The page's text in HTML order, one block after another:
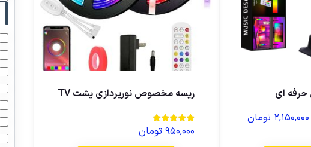
۲,۱۵۰,۰۰۰ تومان
ریسه مخصوص نورپردازی پشت TV
نمره
5.00
۹۵۰,۰۰۰ تومان